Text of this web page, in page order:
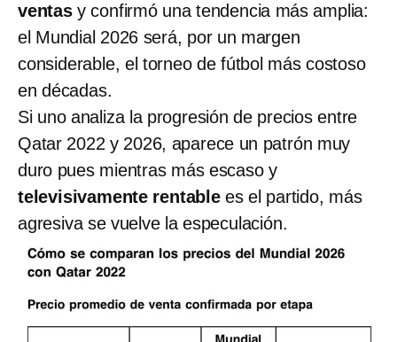
ventasy confirmó una tendencia más amplia:
el Mundial 2026 será, por un margen
considerable, el torneo de fútbol más costoso
en décadas.
Si uno analiza la progresión de precios entre
Qatar 2022 y 2026, aparece un patrón muy
duro pues mientras más escaso y
televisivamente rentablees el partido, más
agresiva se vuelve la especulación.